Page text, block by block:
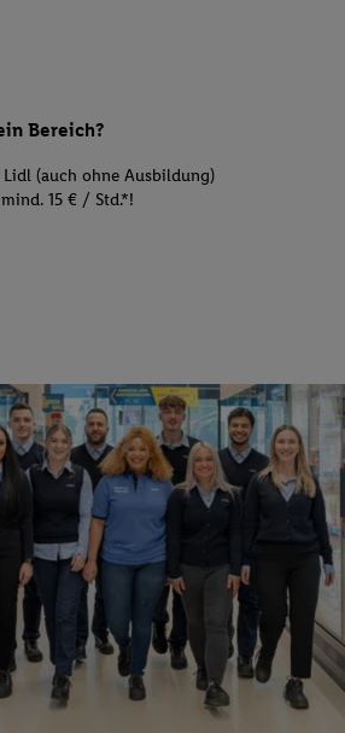
Bereich?
(auch ohne Ausbildung)
15 € / Std.*!